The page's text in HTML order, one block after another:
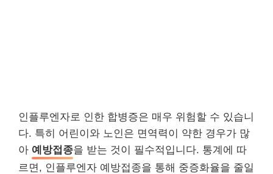
인플루엔자로 인한 합병증은 매우 위험할 수 있습니
다. 특히 어린이와 노인은 면역력이 약한 경우가 많
아 예방접종을 받는 것이 필수적입니다. 통계에 따
르면, 인플루엔자 예방접종을 통해 중증화율을 줄일